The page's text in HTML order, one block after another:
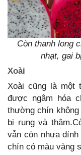
Còn thanh long
nhạt, gai
Xoài
Xoài cũng là một
được ngâm hóa
thường chín
bị rụng và
vẫn còn nhựa
chín có màu vàng